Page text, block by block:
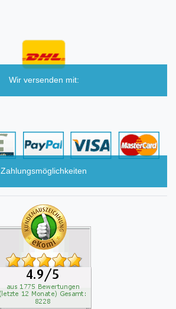
Wir versenden mit:
Zahlungsmöglichkeiten